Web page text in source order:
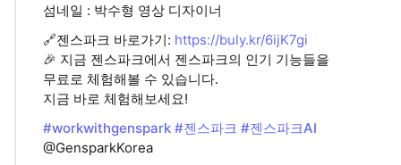
섬네일 : 박수형 영상 디자이너
🔗젠스파크 바로가기: https://buly.kr/6ijK7gi
🎉 지금 젠스파크에서 젠스파크의 인기 기능들을
무료로 체험해볼 수 있습니다.
지금 바로 체험해보세요!
#workwithgenspark #젠스파크 #젠스파크AI
@GensparkKorea